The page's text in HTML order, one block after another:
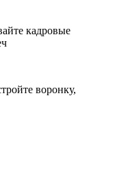
кадровые
воронку,